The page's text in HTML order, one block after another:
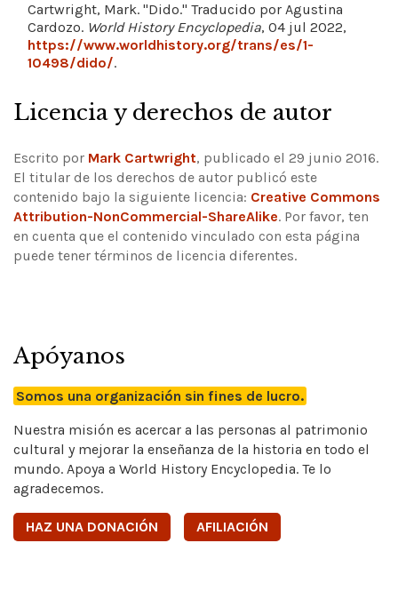
Cartwright, Mark. "Dido." Traducido por Agustina
Cardozo. World History Encyclopedia, 04 jul 2022,
https://www.worldhistory.org/trans/es/1-
10498/dido/.
Licencia y derechos de autor
Escrito por Mark Cartwright, publicado el 29 junio 2016.
El titular de los derechos de autor publicó este
contenido bajo la siguiente licencia: Creative Commons
Attribution-NonCommercial-ShareAlike. Por favor, ten
en cuenta que el contenido vinculado con esta página
puede tener términos de licencia diferentes.
Apóyanos
Somos una organización sin fines de lucro.
Nuestra misión es acercar a las personas al patrimonio
cultural y mejorar la enseñanza de la historia en todo el
mundo. Apoya a World History Encyclopedia. Te lo
agradecemos.
HAZ UNA DONACIÓN AFILIACIÓN